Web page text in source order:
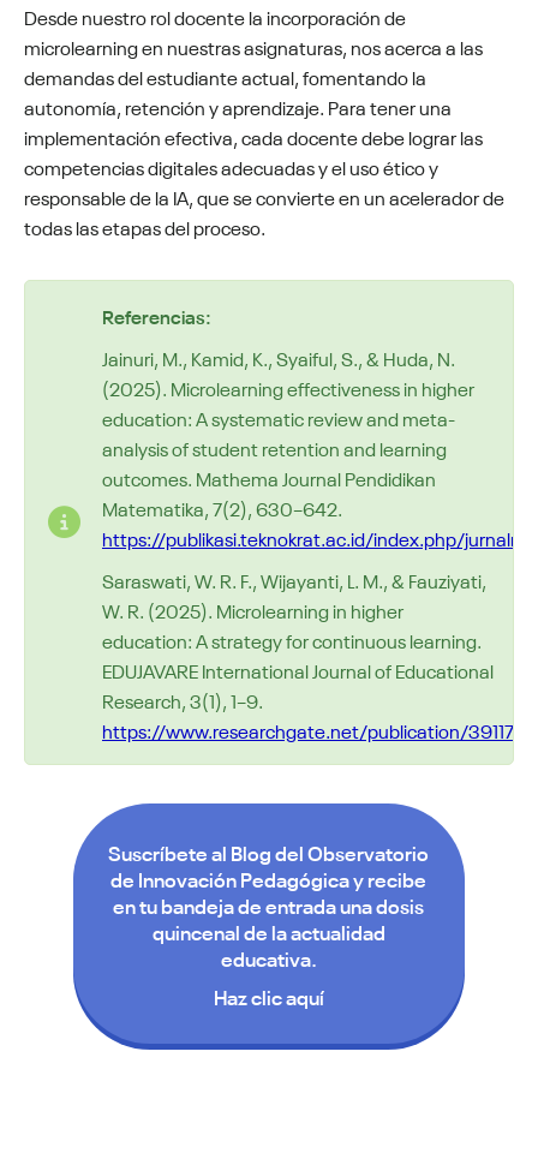
Desde nuestro rol docente la incorporación de
microlearning en nuestras asignaturas, nos acerca a las
demandas del estudiante actual, fomentando la
autonomía, retención y aprendizaje. Para tener una
implementación efectiva, cada docente debe lograr las
competencias digitales adecuadas y el uso ético y
responsable de la IA, que se convierte en un acelerador de
todas las etapas del proceso.
Referencias:
Jainuri, M., Kamid, K., Syaiful, S., & Huda, N.
(2025). Microlearning effectiveness in higher
education: A systematic review and meta-
analysis of student retention and learning
outcomes. Mathema JournalPendidikan
Matematika, 7(2), 630–642.
https://publikasi.teknokrat.ac.id/index.php/
Saraswati, W. R. F.,Wijayanti, L. M., & Fauziyati,
W. R. (2025). Microlearning in higher
education: A strategy for continuous learning.
EDUJAVARE International Journal of Educational
Research, 3(1), 1–9.
https://www.researchgate.net/publication/
Suscríbete al Blog del Observatorio
de Innovación Pedagógica y recibe
en tu bandeja de entrada una dosis
quincenal de la actualidad
educativa.
Haz clic aquí